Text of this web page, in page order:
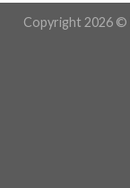
Copyright 2026 ©